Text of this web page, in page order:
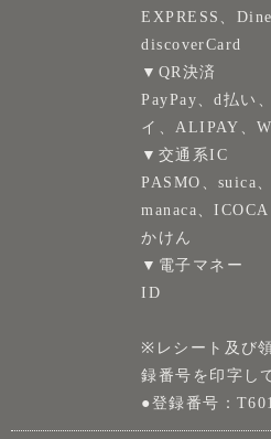
EXPRESS、
discoverCard
▼QR決済
PayPay、d払い
イ、ALIPAY、
▼交通系IC
PASMO、suica
manaca、
かけん
▼電子マネー
ID
※レシート及び
録番号を印字し
●登録番号：